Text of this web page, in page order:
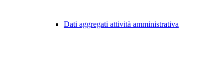
Dati aggregati attività amministrativa